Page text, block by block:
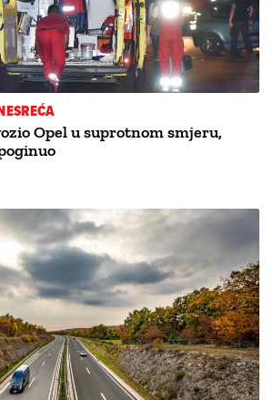
Opel u suprotnom smjeru,